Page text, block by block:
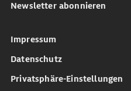
Newsletter abonnieren
Impressum
Datenschutz
Privatsphäre-Einstellungen